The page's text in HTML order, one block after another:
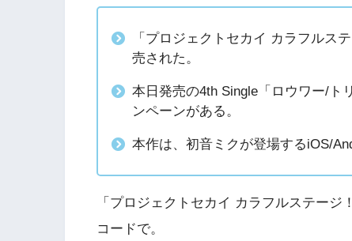
「プロジェクトセカイ カラフルス
売された。
本日発売の4th Single「ロウワー/ト
ンペーンがある。
本作は、初音ミクが登場するiOS/
「プロジェクトセカイ カラフルステー
コードで。